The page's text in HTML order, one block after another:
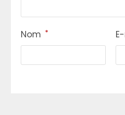
Nom *